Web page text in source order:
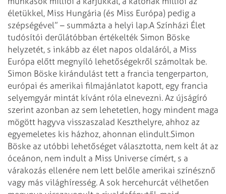
életükkel, Miss Hungária (és Miss Európa) pedig a
szépségével” – summázta a helyi lap.A Színházi Élet
tudósítói derűlátóbban értékelték Simon Böske
helyzetét, s inkább az élet napos oldaláról, a Miss
Európa előtt megnyí­ló lehetőségekről számoltak be.
Simon Böske kirándulást tett a francia tengerparton,
európai és amerikai filmajánlatot kapott, egy francia
selyemgyár mintát kívánt róla elnevezni. Az újságíró
szerint azonban az sem lehetetlen, hogy mindent maga
mögött hagyva visszaszalad Keszthelyre, ahhoz az
egyemeletes kis házhoz, ahonnan elindult.Simon
Böske az utóbbi lehetőséget választotta, nem kelt át az
óceánon, nem indult a Miss Universe címért, s a
várakozás ellenére nem lett belőle amerikai színésznő
vagy más világhíresség. A sok hercehurcát vélhetően